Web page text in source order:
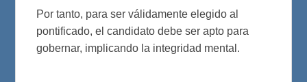
Por tanto, para ser válidamente elegido al
pontificado, el candidato debe ser apto para
gobernar, implicando la integridad mental.